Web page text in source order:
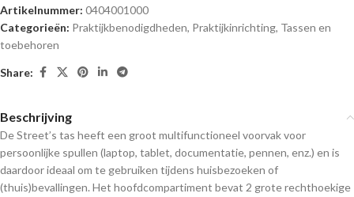
Artikelnummer: 0404001000
Categorieën: Praktijkbenodigdheden, Praktijkinrichting, Tassen en
toebehoren
Share:
Beschrijving
De Street’s tas heeft een groot multifunctioneel voorvak voor
persoonlijke spullen (laptop, tablet, documentatie, pennen, enz.) en is
daardoor ideaal om te gebruiken tijdens huisbezoeken of
(thuis)bevallingen. Het hoofdcompartiment bevat 2 grote rechthoekige